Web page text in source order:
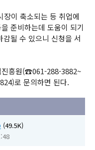
장이 축소되는 등 취업에
준비하는데 도움이 되기
될 수 있으니 신청을 서
진흥원(☎061-288-3882~
로 문의하면 된다.
(49.5K)